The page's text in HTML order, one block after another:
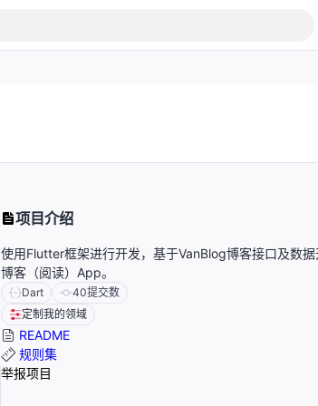
项目介绍
使用Flutter框架进行开发，基于VanBlog博客接口及数
博客（阅读）App。
Dart 40提交数
定制我的领域
README
规则集
举报项目